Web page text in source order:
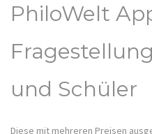
PhiloWelt
und Schüler
Diese mit mehreren Preisen